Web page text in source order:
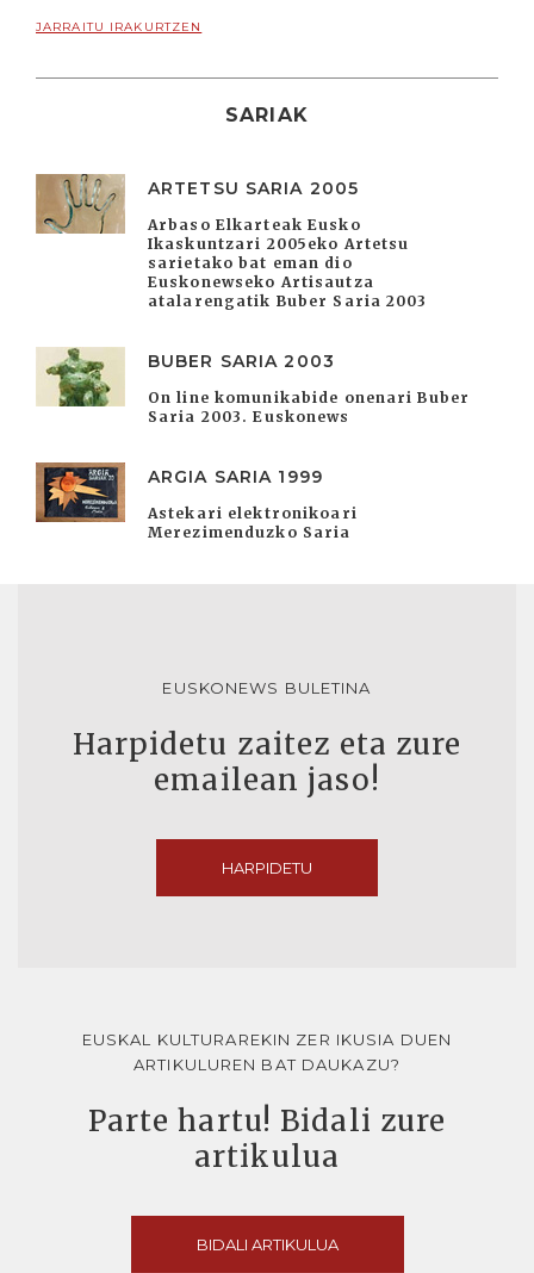
JARRAITU IRAKURTZEN
SARIAK
ARTETSU SARIA 2005
Arbaso Elkarteak Eusko
Ikaskuntzari 2005eko Artetsu
sarietako bat eman dio
Euskonewseko Artisautza
atalarengatik Buber Saria 2003
BUBER SARIA 2003
On line komunikabide onenari Buber
Saria 2003. Euskonews
ARGIA SARIA 1999
Astekari elektronikoari
Merezimenduzko Saria
EUSKONEWS BULETINA
Harpidetu zaitez eta zure
emailean jaso!
HARPIDETU
EUSKAL KULTURAREKIN ZER IKUSIA DUEN
ARTIKULUREN BAT DAUKAZU?
Parte hartu! Bidali zure
artikulua
BIDALI ARTIKULUA